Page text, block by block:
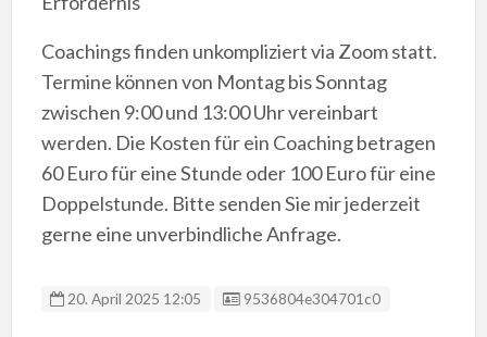
Coachings finden unkompliziert via Zoom statt.
Termine können von Montag bis Sonntag
zwischen 9:00 und 13:00 Uhr vereinbart
werden. Die Kosten für ein Coaching betragen
60 Euro für eine Stunde oder 100 Euro für eine
Doppelstunde. Bitte senden Sie mir jederzeit
gerne eine unverbindliche Anfrage.
20. April 2025 12:05 Anzeigen ID:
9536804e304701c0